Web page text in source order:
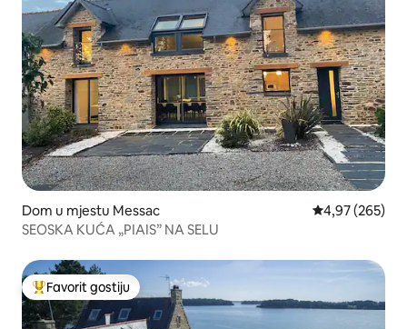
Dom u mjestu Messac Prosječna
4,97 (265)
SEOSKA KUĆA „PIAIS” NA SELU
Glavni favorit gostiju
Favorit gostiju